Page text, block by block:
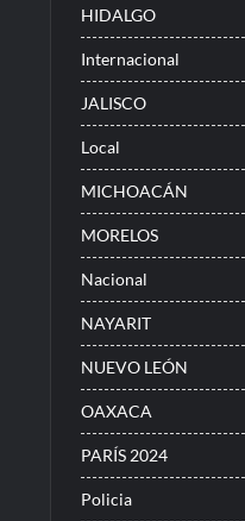
HIDALGO
Internacional
JALISCO
Local
MICHOACÁN
MORELOS
Nacional
NAYARIT
NUEVO LEÓN
OAXACA
PARÍS 2024
Policia